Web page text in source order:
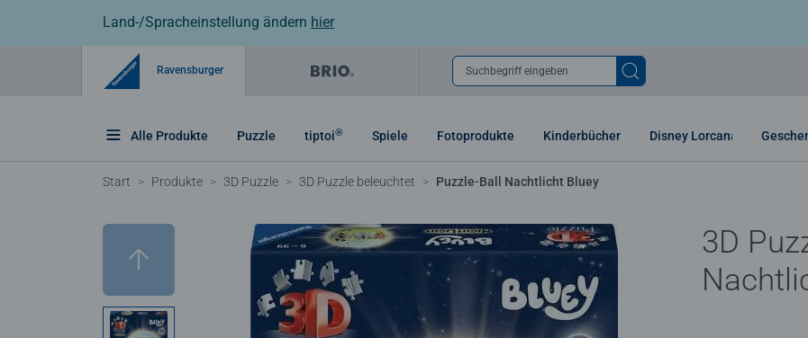
Land-/Spracheinstellung ändern hier
Ravensburger Suchbegriff eingeben
Alle Produkte Puzzle tiptoi® Spiele Fotoprodukte Kinderbücher Disney Lorcana
Start Produkte 3D Puzzle 3D Puzzle beleuchtet Puzzle-Ball Nachtlicht Bluey
3D